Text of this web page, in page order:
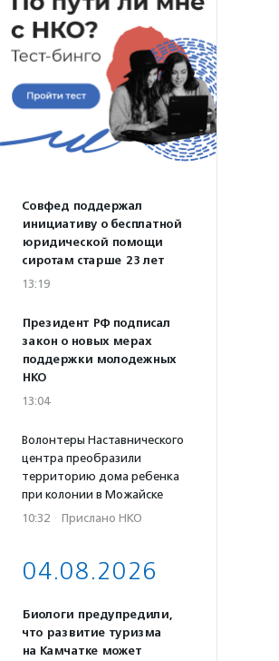
Совфед поддержал
инициативу о бесплатной
юридической помощи
сиротам старше 23 лет
13:19
Президент РФ подписал
закон о новых мерах
поддержки молодежных
НКО
13:04
Волонтеры Наставнического
центра преобразили
территорию дома ребенка
при колонии в Можайске
10:32 · Прислано НКО
04.08.2026
Биологи предупредили,
что развитие туризма
на Камчатке может